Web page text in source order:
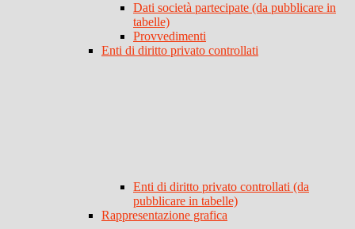
Dati società partecipate (da pubblicare in
tabelle)
Provvedimenti
Enti di diritto privato controllati
Enti di diritto privato controllati (da
pubblicare in tabelle)
Rappresentazione grafica